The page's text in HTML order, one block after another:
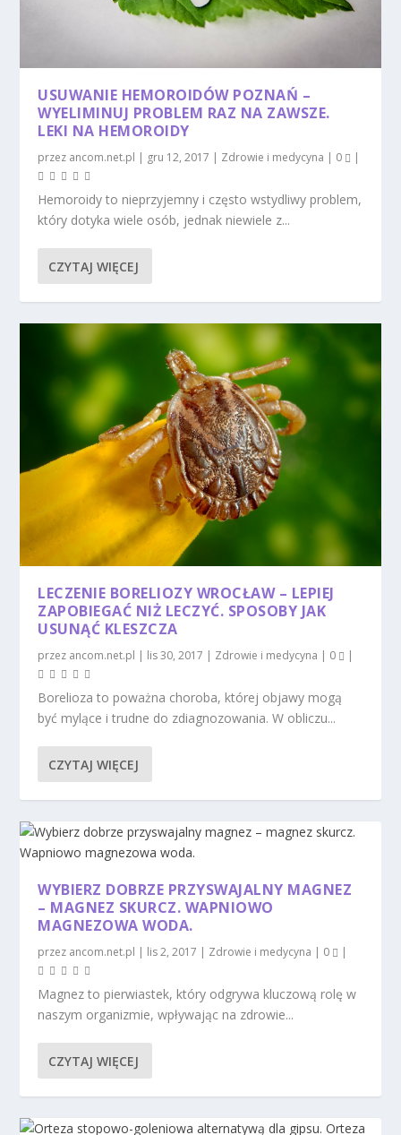
USUWANIE HEMOROIDÓW POZNAŃ –
WYELIMINUJ PROBLEM RAZ NA ZAWSZE.
LEKI NA HEMOROIDY
przez ancom.net.pl gru 12, 2017 Zdrowie i medycyna 0
Hemoroidy to nieprzyjemny i często wstydliwy problem,
który dotyka wiele osób, jednak niewiele z...
CZYTAJ WIĘCEJ
LECZENIE BORELIOZY WROCŁAW – LEPIEJ
ZAPOBIEGAĆ NIŻ LECZYĆ. SPOSOBY JAK
USUNĄĆ KLESZCZA
przez ancom.net.pl | lis 30, 2017 | Zdrowie i medycyna | 0 |
Borelioza to poważna choroba, której objawy mogą
być mylące i trudne do zdiagnozowania. W obliczu...
CZYTAJ WIĘCEJ
WYBIERZ DOBRZE PRZYSWAJALNY MAGNEZ
– MAGNEZ SKURCZ. WAPNIOWO
MAGNEZOWA WODA.
przez ancom.net.pl | lis 2, 2017 | Zdrowie i medycyna | 0 |
Magnez to pierwiastek, który odgrywa kluczową rolę w
naszym organizmie, wpływając na zdrowie...
CZYTAJ WIĘCEJ